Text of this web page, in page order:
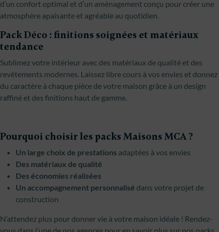
d’un confort optimal et d’un aménagement conçu pour créer une
atmosphère apaisante et agréable au quotidien.
Pack Déco : finitions soignées et matériaux
tendance
Sublimez votre intérieur avec des matériaux de qualité et des
revêtements modernes. Laissez libre cours à vos envies et donnez
du caractère à chaque pièce de votre maison grâce à un design
raffiné et des finitions haut de gamme.
Pourquoi choisir les packs Maisons MCA ?
Un large choix de prestations adaptées à vos envies
Des matériaux de qualité
Des économies réalisées
Un accompagnement personnalisé dans votre projet de
construction
N’attendez plus pour donner vie à votre maison idéale ! Rendez-